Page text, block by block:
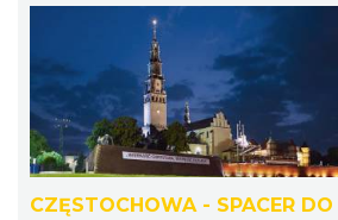
CZĘSTOCHOWA - SPACER